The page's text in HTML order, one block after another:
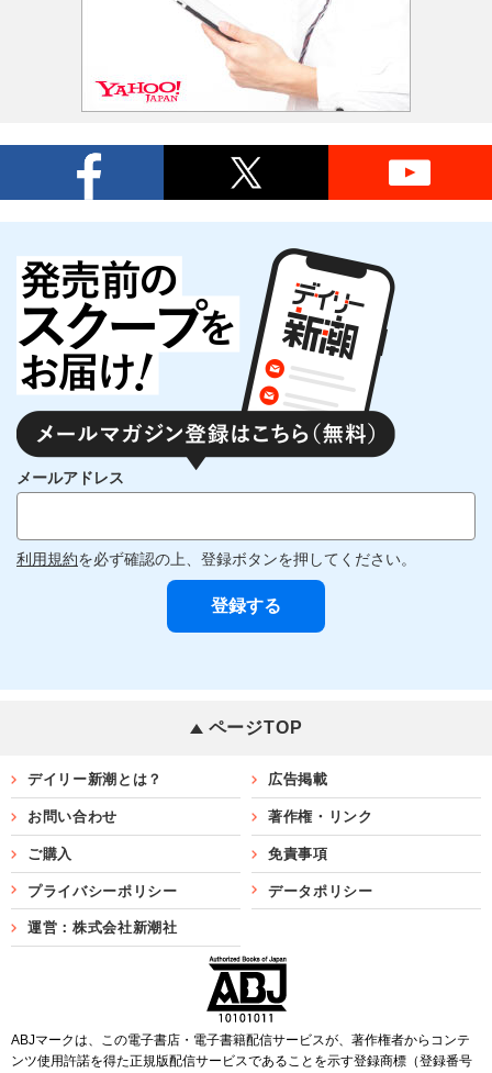
メールアドレス
利用規約を必ず確認の上、登録ボタンを押してください。
ページTOP
デイリー新潮とは？ 広告掲載
お問い合わせ 著作権・リンク
ご購入 免責事項
プライバシーポリシー データポリシー
運営：株式会社新潮社
ABJマークは、この電子書店・電子書籍配信サービスが、著作権者からコンテ
ンツ使用許諾を得た正規版配信サービスであることを示す登録商標（登録番号